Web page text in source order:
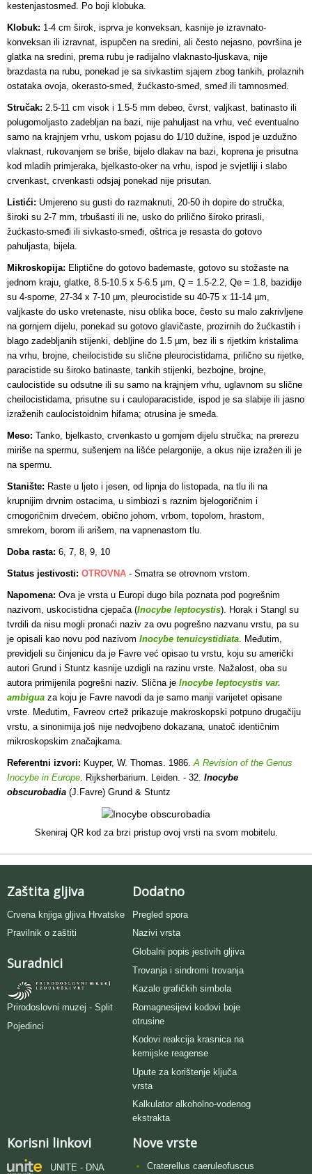
kestenjastosmeđ. Po boji klobuka.
Klobuk: 1-4 cm širok, isprva je konveksan, kasnije je izravnato-
konveksan ili izravnat, ispupčen na sredini, ali često nejasno, površina je
glatka na sredini, prema rubu je radijalno vlaknasto-ljuskava, nije
brazdasta na rubu, ponekad je sa sivkastim sjajem zbog tankih, prolaznih
ostataka ovoja, okerasto-smeđ, žućkasto-smeđ, smeđ ili tamnosmeđ.
Stručak: 2.5-11 cm visok i 1.5-5 mm debeo, čvrst, valjkast, batinasto ili
polugomoljasto zadebljan na bazi, nije pahuljast na vrhu, već eventualno
samo na krajnjem vrhu, uskom pojasu do 1/10 dužine, ispod je uzdužno
vlaknast, rukovanjem se briše, bijelo dlakav na bazi, koprena je prisutna
kod mladih primjeraka, bjelkasto-oker na vrhu, ispod je svjetliji i slabo
crvenkast, crvenkasti odsjaj ponekad nije prisutan.
Listići: Umjereno su gusti do razmaknuti, 20-50 ih dopire do stručka,
široki su 2-7 mm, trbušasti ili ne, usko do prilično široko prirasli,
žućkasto-smeđi ili sivkasto-smeđi, oštrica je resasta do gotovo
pahuljasta, bijela.
Mikroskopija: Eliptične do gotovo bademaste, gotovo su stožaste na
jednom kraju, glatke, 8.5-10.5 x 5-6.5 µm, Q = 1.5-2.2, Qe = 1.8, bazidije
su 4-sporne, 27-34 x 7-10 µm, pleurocistide su 40-75 x 11-14 µm,
valjkaste do usko vretenaste, nisu oblika boce, često su malo zakrivljene
na gornjem dijelu, ponekad su gotovo glavičaste, prozirnih do žućkastih i
blago zadebljanih stijenki, debljine do 1.5 µm, bez ili s rijetkim kristalima
na vrhu, brojne, cheilocistide su slične pleurocistidama, prilično su rijetke,
paracistide su široko batinaste, tankih stijenki, bezbojne, brojne,
caulocistide su odsutne ili su samo na krajnjem vrhu, uglavnom su slične
cheilocistidama, prisutne su i cauloparacistide, ispod je sa slabije ili jasno
izraženih caulocistoidnim hifama; otrusina je smeđa.
Meso: Tanko, bjelkasto, crvenkasto u gornjem dijelu stručka; na prerezu
miriše na spermu, sušenjem na lišće pelargonije, a okus nije izražen ili je
na spermu.
Stanište: Raste u ljeto i jesen, od lipnja do listopada, na tlu ili na
krupnijim drvnim ostacima, u simbiozi s raznim bjelogoričnim i
crnogoričnim drvećem, obično johom, vrbom, topolom, hrastom,
smrekom, borom ili arišem, na vapnenastom tlu.
Doba rasta: 6, 7, 8, 9, 10
Status jestivosti: OTROVNA - Smatra se otrovnom vrstom.
Napomena: Ova je vrsta u Europi dugo bila poznata pod pogrešnim
nazivom, uskocistidna cjepača (Inocybe leptocystis). Horak i Stangl su
tvrdili da nisu mogli pronaći naziv za ovu pogrešno nazvanu vrstu, pa su
je opisali kao novu pod nazivom Inocybe tenuicystidiata. Međutim,
previdjeli su činjenicu da je Favre već opisao tu vrstu, koju su američki
autori Grund i Stuntz kasnije uzdigli na razinu vrste. Nažalost, oba su
autora primijenila pogrešni naziv. Slična je Inocybe leptocystis var.
ambigua za koju je Favre navodi da je samo manji varijetet opisane
vrste. Međutim, Favreov crtež prikazuje makroskopski potpuno drugačiju
vrstu, a sinonimija još nije nedvojbeno dokazana, unatoč identičnim
mikroskopskim značajkama.
Referentni izvori: Kuyper, W. Thomas. 1986.A Revision of the Genus
Inocybe in Europe. Rijksherbarium. Leiden. - 32. Inocybe
obscurobadia (J.Favre) Grund & Stuntz
Skeniraj QR kod za brzi pristup ovoj vrsti na svom mobitelu.
Zaštita gljiva
Crvena knjiga gljiva Hrvatske
Pravilnik o zaštiti
Suradnici
Prirodoslovni muzej - Split
Pojedinci
Dodatno
Pregled spora
Nazivi vrsta
Globalni popis jestivih gljiva
Trovanja i sindromi trovanja
Kazalo grafičkih simbola
Romagnesijevi kodovi boje
otrusine
Kodovi reakcija krasnica na
kemijske reagense
Upute za korištenje ključa
vrsta
Kalkulator alkoholno-vodenog
ekstrakta
Korisni linkovi
UNITE - DNA
Nove vrste
Craterellus caeruleofuscus